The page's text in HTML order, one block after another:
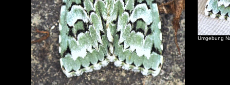
Umgebung